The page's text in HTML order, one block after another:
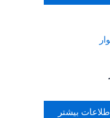
اطلاعات بیشتر